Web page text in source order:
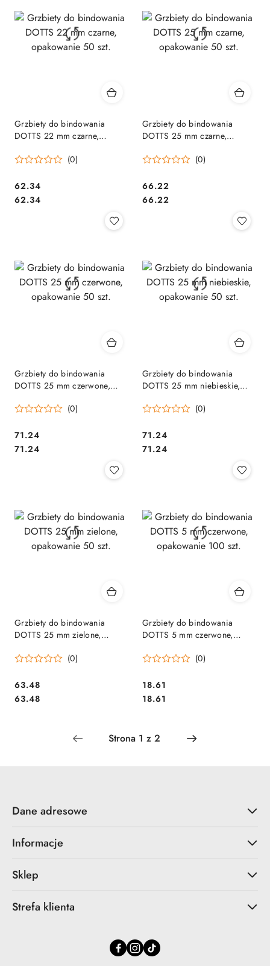
Grzbiety do bindowania
DOTTS 22 mm czarne,
(0)
Cena:
62.34
Cena:
62.34
Grzbiety do bindowania
DOTTS 25 mm czarne,
(0)
Cena:
66.22
Cena:
66.22
Grzbiety do bindowania
DOTTS 25 mm czerwone,
(0)
Cena:
71.24
Cena:
71.24
Grzbiety do bindowania
DOTTS 25 mm niebieskie,
(0)
Cena:
71.24
Cena:
71.24
Grzbiety do bindowania
DOTTS 25 mm zielone,
(0)
Cena:
63.48
Cena:
63.48
Grzbiety do bindowania
DOTTS 5 mm czerwone,
(0)
Cena:
18.61
Cena:
18.61
Dane adresowe
Informacje
Sklep
Strefa klienta